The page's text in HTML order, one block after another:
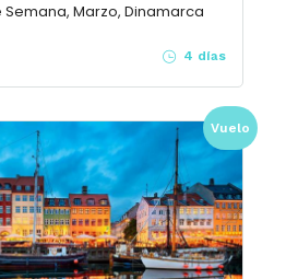
Semana, Marzo, Dinamarca
4 días
Vuelo